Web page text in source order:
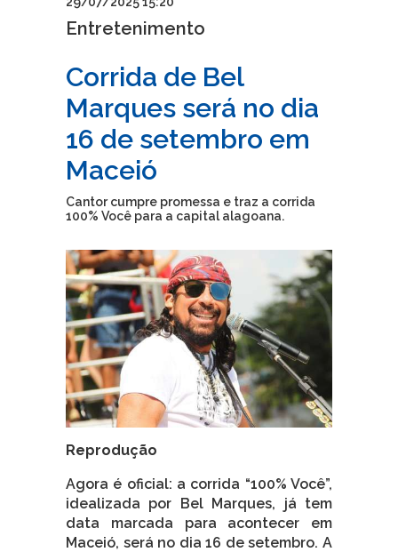
Entretenimento
Corrida de Bel
Marques será no dia
16 de setembro em
Maceió
Cantor cumpre promessa e traz a corrida
100% Você para a capital alagoana.
Reprodução
Agora é oficial: a corrida “100% Você”,
idealizada por Bel Marques, já tem
data marcada para acontecer em
Maceió, será no dia 16 de setembro. A